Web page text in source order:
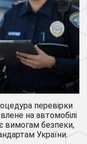
перевірки
на автомобілі
вимогам безпеки,
України.